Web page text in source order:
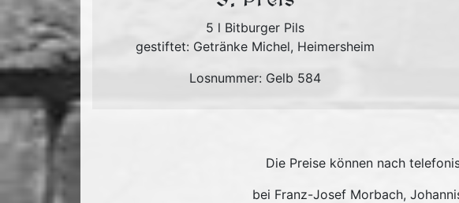
5 l Bitburger Pils
gestiftet: Getränke Michel, Heimersheim
Losnummer: Gelb 584
Die Preise können nach
bei Franz-Josef Morbach,